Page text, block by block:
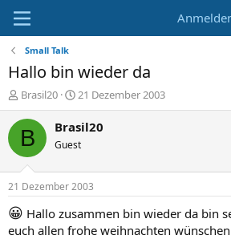
Small Talk
Hallo bin wieder da
E
r
s
e
r
Brasil20
E
r
s
e
l
t
a
m
21 Dezember 2003
B Brasil20
Guest
21 Dezember 2003
😀 Hallo zusammen bin wieder da bin
euch allen frohe weihnachten